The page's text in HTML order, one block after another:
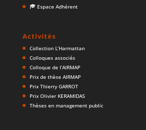
Espace Adhérent
Activités
Collection L’Harmattan
Colloques associés
Colloque de l’AIRMAP
Prix de thèse AIRMAP
Prix Thierry GARROT
Prix Olivier KERAMIDAS
Thèses en management public